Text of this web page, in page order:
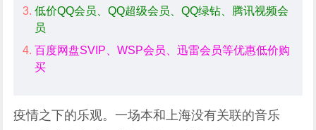
低价QQ会员、QQ超级会员、QQ绿钻、腾讯视频会
员
百度网盘SVIP、WSP会员、迅雷会员等优惠低价购
买
疫情之下的乐观。一场本和上海没有关联的音乐